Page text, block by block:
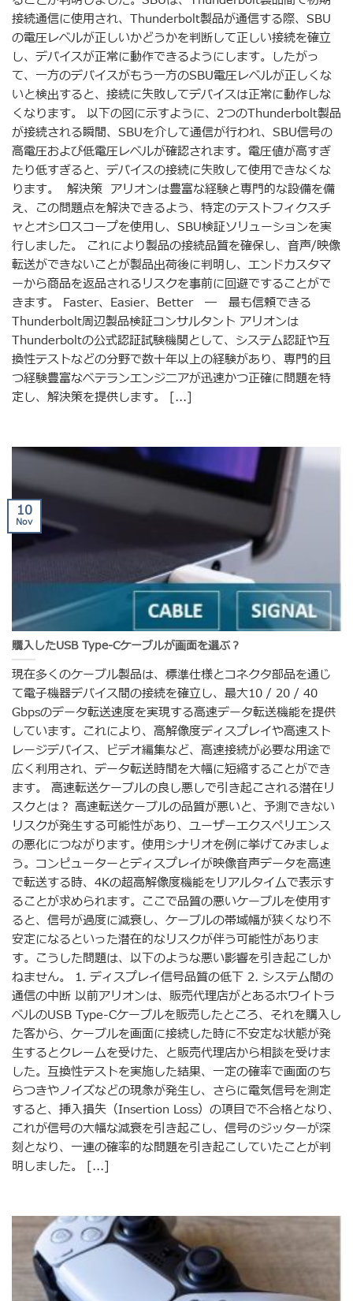
接続通信に使用され、Thunderbolt製品が通信する際、SBU
の電圧レベルが正しいかどうかを判断して正しい接続を確立
し、デバイスが正常に動作できるようにします。したがっ
て、一方のデバイスがもう一方のSBU電圧レベルが正しくな
いと検出すると、接続に失敗してデバイスは正常に動作しな
くなります。 以下の図に示すように、2つのThunderbolt製品
が接続される瞬間、SBUを介して通信が行われ、SBU信号の
高電圧および低電圧レベルが確認されます。電圧値が高すぎ
たり低すぎると、デバイスの接続に失敗して使用できなくな
ります。 解決策 アリオンは豊富な経験と専門的な設備を備
え、この問題点を解決できるよう、特定のテストフィクスチ
ャとオシロスコープを使用し、SBU検証ソリューションを実
行しました。 これにより製品の接続品質を確保し、音声/映像
転送ができないことが製品出荷後に判明し、エンドカスタマ
ーから商品を返品されるリスクを事前に回避ですることがで
きます。 Faster、Easier、Better ― 最も信頼できる
Thunderbolt周辺製品検証コンサルタント アリオンは
Thunderboltの公式認証試験機関として、システム認証や互
換性テストなどの分野で数十年以上の経験があり、専門的且
つ経験豊富なベテランエンジニアが迅速かつ正確に問題を特
定し、解決策を提供します。 [...]
購入したUSB Type-Cケーブルが画面を選ぶ？
現在多くのケーブル製品は、標準仕様とコネクタ部品を通じ
て電子機器デバイス間の接続を確立し、最大10 / 20 / 40
Gbpsのデータ転送速度を実現する高速データ転送機能を提供
しています。これにより、高解像度ディスプレイや高速スト
レージデバイス、ビデオ編集など、高速接続が必要な用途で
広く利用され、データ転送時間を大幅に短縮することができ
ます。 高速転送ケーブルの良し悪しで引き起こされる潜在リ
スクとは？ 高速転送ケーブルの品質が悪いと、予測できない
リスクが発生する可能性があり、ユーザーエクスペリエンス
の悪化につながります。使用シナリオを例に挙げてみましょ
う。コンピューターとディスプレイが映像音声データを高速
で転送する時、4Kの超高解像度機能をリアルタイムで表示す
ることが求められます。ここで品質の悪いケーブルを使用す
ると、信号が過度に減衰し、ケーブルの帯域幅が狭くなり不
安定になるといった潜在的なリスクが伴う可能性がありま
す。こうした問題は、以下のような悪い影響を引き起こしか
ねません。 1. ディスプレイ信号品質の低下 2. システム間の
通信の中断 以前アリオンは、販売代理店がとあるホワイトラ
ベルのUSB Type-Cケーブルを販売したところ、それを購入し
た客から、ケーブルを画面に接続した時に不安定な状態が発
生するとクレームを受けた、と販売代理店から相談を受けま
した。互換性テストを実施した結果、一定の確率で画面のち
らつきやノイズなどの現象が発生し、さらに電気信号を測定
すると、挿入損失（Insertion Loss）の項目で不合格となり、
これが信号の大幅な減衰を引き起こし、信号のジッターが深
刻となり、一連の確率的な問題を引き起こしていたことが判
明しました。 [...]
10
Nov